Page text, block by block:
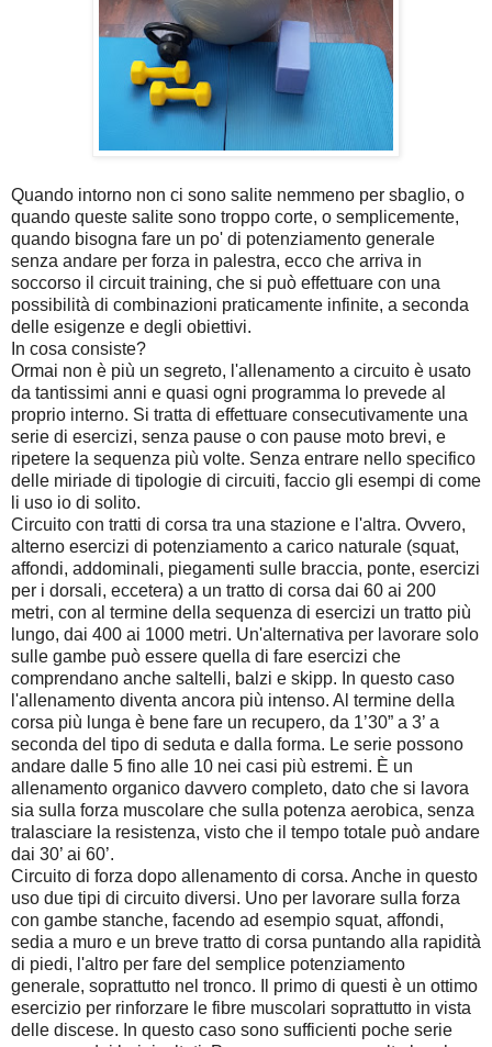
Quando intorno non ci sono salite nemmeno per sbaglio, o
quando queste salite sono troppo corte, o semplicemente,
quando bisogna fare un po' di potenziamento generale
senza andare per forza in palestra, ecco che arriva in
soccorso il circuit training, che si può effettuare con una
possibilità di combinazioni praticamente infinite, a seconda
delle esigenze e degli obiettivi.
In cosa consiste?
Ormai non è più un segreto, l'allenamento a circuito è usato
da tantissimi anni e quasi ogni programma lo prevede al
proprio interno. Si tratta di effettuare consecutivamente una
serie di esercizi, senza pause o con pause moto brevi, e
ripetere la sequenza più volte. Senza entrare nello specifico
delle miriade di tipologie di circuiti, faccio gli esempi di come
li uso io di solito.
Circuito con tratti di corsa tra una stazione e l'altra. Ovvero,
alterno esercizi di potenziamento a carico naturale (squat,
affondi, addominali, piegamenti sulle braccia, ponte, esercizi
per i dorsali, eccetera) a un tratto di corsa dai 60 ai 200
metri, con al termine della sequenza di esercizi un tratto più
lungo, dai 400 ai 1000 metri. Un'alternativa per lavorare solo
sulle gambe può essere quella di fare esercizi che
comprendano anche saltelli, balzi e skipp. In questo caso
l'allenamento diventa ancora più intenso. Al termine della
corsa più lunga è bene fare un recupero, da 1’30” a 3’ a
seconda del tipo di seduta e dalla forma. Le serie possono
andare dalle 5 fino alle 10 nei casi più estremi. È un
allenamento organico davvero completo, dato che si lavora
sia sulla forza muscolare che sulla potenza aerobica, senza
tralasciare la resistenza, visto che il tempo totale può andare
dai 30’ ai 60’.
Circuito di forza dopo allenamento di corsa. Anche in questo
uso due tipi di circuito diversi. Uno per lavorare sulla forza
con gambe stanche, facendo ad esempio squat, affondi,
sedia a muro e un breve tratto di corsa puntando alla rapidità
di piedi, l'altro per fare del semplice potenziamento
generale, soprattutto nel tronco. Il primo di questi è un ottimo
esercizio per rinforzare le fibre muscolari soprattutto in vista
delle discese. In questo caso sono sufficienti poche serie